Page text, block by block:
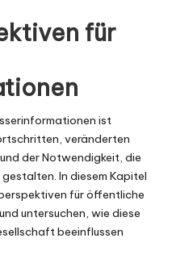
für
ist
veränderten
der Notwendigkeit, die
In diesem Kapitel
für öffentliche
untersuchen, wie diese
beeinflussen